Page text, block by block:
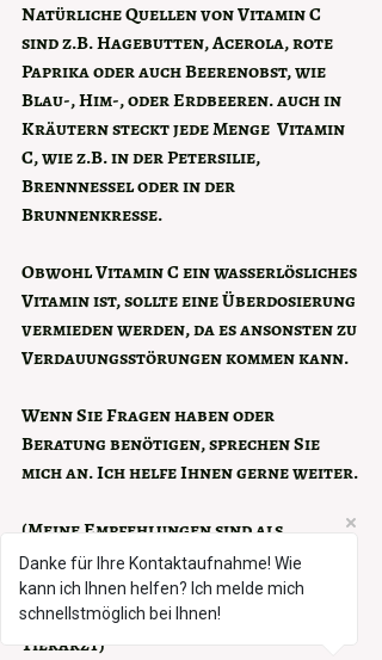
Natürliche Quellen von Vitamin C
sind z.B. Hagebutten, Acerola, rote
Paprika oder auch Beerenobst, wie
Blau-, Him-, oder Erdbeeren. auch in
Kräutern steckt jede Menge  Vitamin
C, wie z.B. in der Petersilie,
Brennnessel oder in der
Brunnenkresse.
Obwohl Vitamin C ein wasserlösliches
Vitamin ist, sollte eine Überdosierung
vermieden werden, da es ansonsten zu
Verdauungsstörungen kommen kann.
Wenn Sie Fragen haben oder
Beratung benötigen, sprechen Sie
mich an. Ich helfe Ihnen gerne weiter.
(Meine Empfehlungen sind als
Unterstützung anzusehen und
ersetzen auf keinen Fall einen Besuch
beim Tierheilpraktiker oder
Tierarzt)
Danke für Ihre Kontaktaufnahme! Wie
kann ich Ihnen helfen? Ich melde mich
schnellstmöglich bei Ihnen!